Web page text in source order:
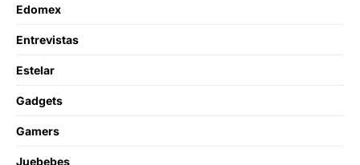
Edomex
Entrevistas
Estelar
Gadgets
Gamers
Juebebes